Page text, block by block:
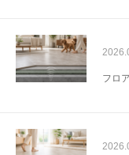
フロ